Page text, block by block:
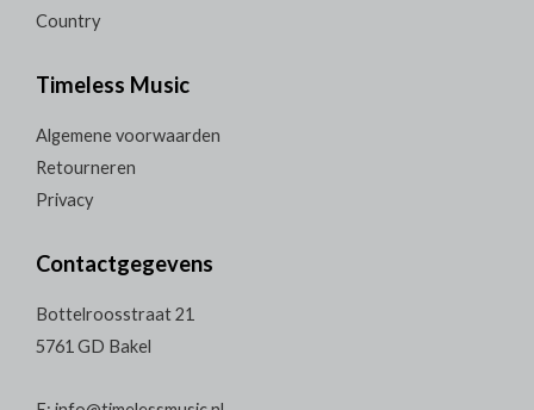
Country
Timeless Music
Algemene voorwaarden
Retourneren
Privacy
Contactgegevens
Bottelroosstraat 21
5761 GD Bakel